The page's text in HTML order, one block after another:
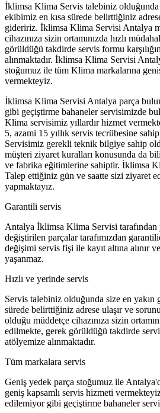
İklimsa Klima Servis talebiniz olduğunda
ekibimiz en kısa sürede belirttiğiniz
gideririz. İklimsa Klima Servisi Antalya
cihazınıza sizin ortamınızda hızlı
görüldüğü takdirde servis formu
alınmaktadır. İklimsa Klima Servisi
stoğumuz ile tüm Klima markalarına
vermekteyiz.
İklimsa Klima Servisi Antalya parça
gibi geçiştirme bahaneler servisimizde
Klima servisimiz yıllardır hizmet
5, azami 15 yıllık servis tecrübesine
Servisimiz gerekli teknik bilgiye sahip
müşteri ziyaret kuralları konusunda da
ve fabrika eğitimlerine sahiptir. İklimsa
Talep ettiğiniz gün ve saatte sizi ziyaret
yapmaktayız.
Garantili servis
Antalya İklimsa Klima Servisi tarafından
değiştirilen parçalar tarafımızdan
değişimi servis fişi ile kayıt altına alınır
yaşanmaz.
Hızlı ve yerinde servis
Servis talebiniz olduğunda size en yakın
sürede belirttiğiniz adrese ulaşır ve
olduğu müddetçe cihazınıza sizin
edilmekte, gerek görüldüğü takdirde
atölyemize alınmaktadır.
Tüm markalara servis
Geniş yedek parça stoğumuz ile
geniş kapsamlı servis hizmeti
edilemiyor gibi geçiştirme bahaneler